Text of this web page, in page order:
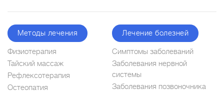
Методы лечения
Физиотерапия
Тайский массаж
Рефлексотерапия
Остеопатия
Лечение болезней
Симптомы заболеваний
Заболевания нервной
системы
Заболевания позвоночника